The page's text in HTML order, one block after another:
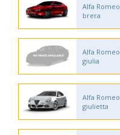
Alfa Romeo
brera
Alfa Romeo
giulia
Alfa Romeo
giulietta